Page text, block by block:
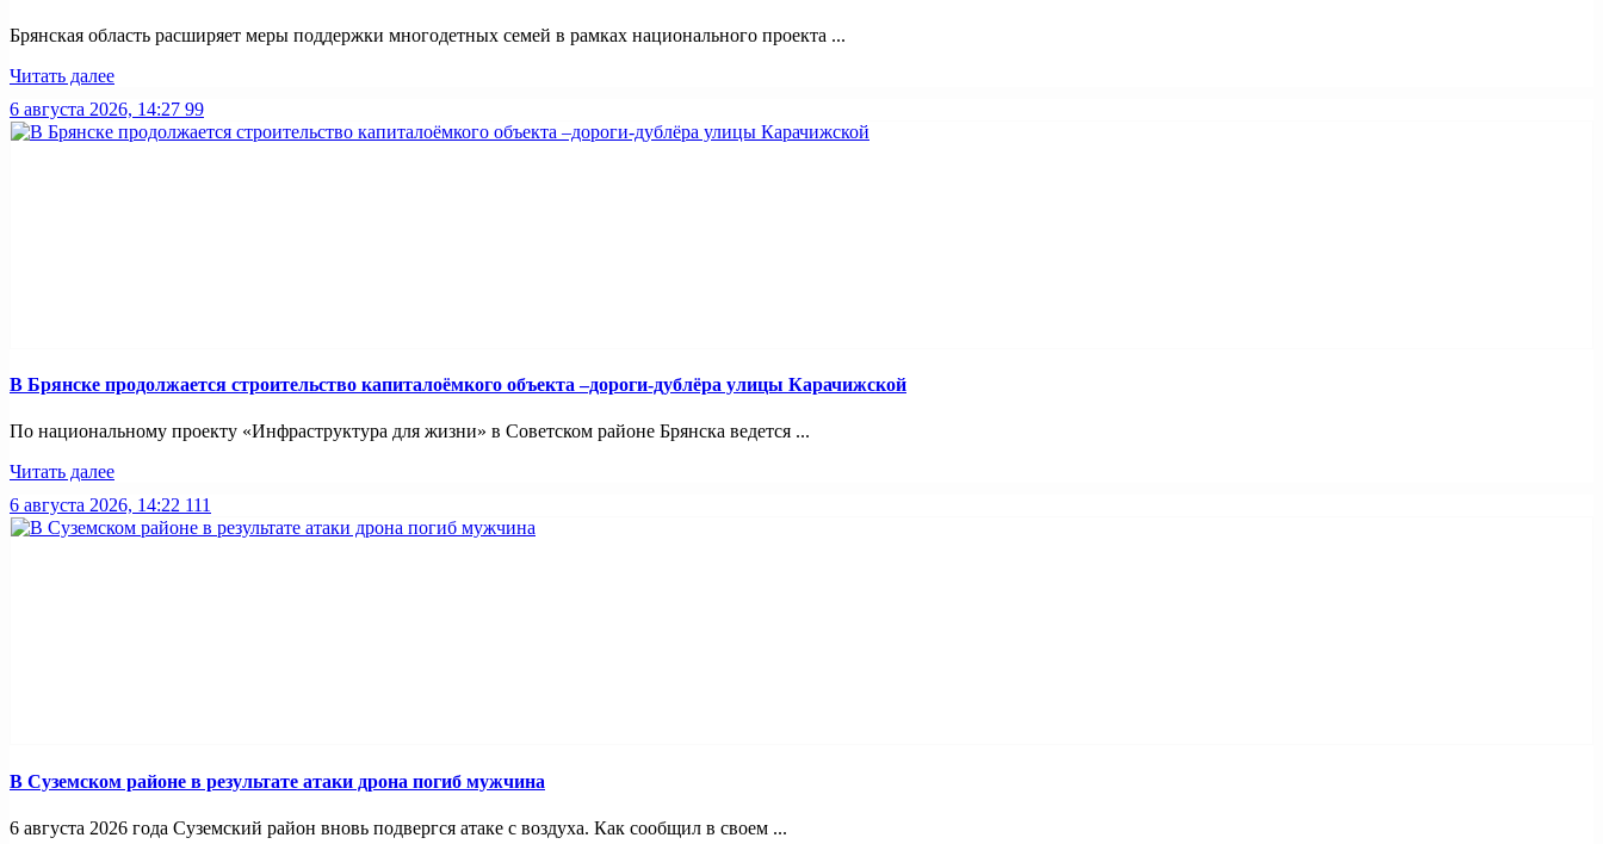
Брянская область расширяет меры поддержки многодетных семей в рамках национального проекта ...
Читать далее
6 августа 2026, 14:27 99
В Брянске продолжается строительство капиталоёмкого объекта –дороги-дублёра улицы Карачижской
По национальному проекту «Инфраструктура для жизни» в Советском районе Брянска ведется ...
Читать далее
6 августа 2026, 14:22 111
В Суземском районе в результате атаки дрона погиб мужчина
6 августа 2026 года Суземский район вновь подвергся атаке с воздуха. Как сообщил в своем ...